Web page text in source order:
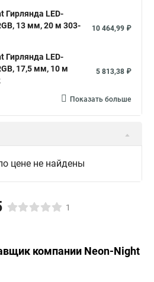
Гирлянда LED-
13 мм, 20 м 303-
10 464,99 ₽
Гирлянда LED-
17,5 мм, 10 м
5 813,38 ₽
Показать больше
цене не найдены
1
компании Neon-Night